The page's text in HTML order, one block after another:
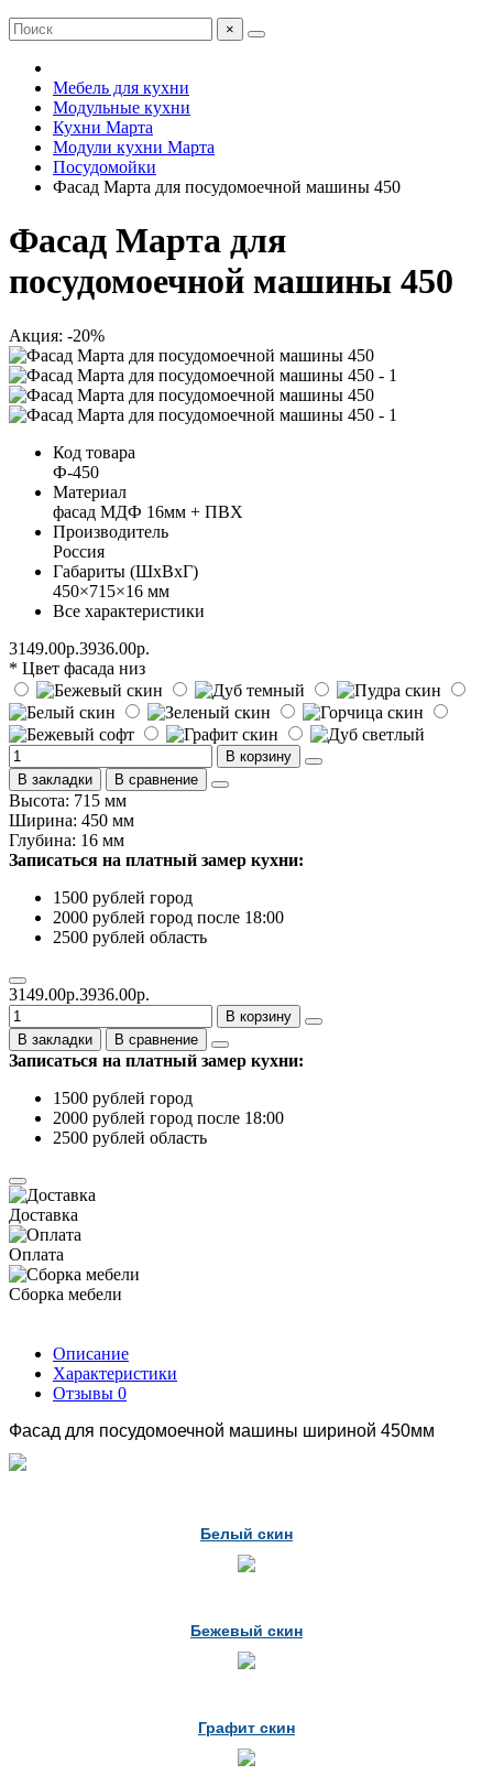
×
Мебель для кухни
Модульные кухни
Кухни Марта
Модули кухни Марта
Посудомойки
Фасад Марта для посудомоечной машины 450
Фасад Марта для
посудомоечной машины 450
Акция: -20%
Код товара
Ф-450
Материал
фасад МДФ 16мм + ПВХ
Производитель
Россия
Габариты (ШхВхГ)
450×715×16 мм
Все характеристики
3149.00р.3936.00р.
* Цвет фасада низ
В корзину
В закладки
В сравнение
Высота: 715 мм
Ширина: 450 мм
Глубина: 16 мм
Записаться на платный замер кухни:
1500 рублей город
2000 рублей город после 18:00
2500 рублей область
3149.00р.3936.00р.
В корзину
В закладки
В сравнение
Записаться на платный замер кухни:
1500 рублей город
2000 рублей город после 18:00
2500 рублей область
Доставка
Оплата
Сборка мебели
Описание
Характеристики
Отзывы 0
Фасад для посудомоечной машины шириной 450мм
Белый скин
Бежевый скин
Графит скин